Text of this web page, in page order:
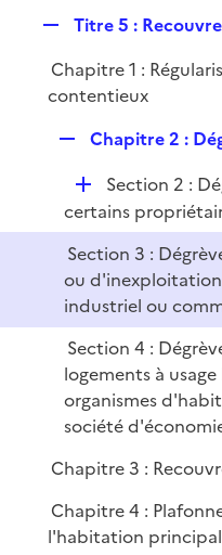
p
l
Titre 5 :
Chapitre 1 :
contentieux
p
l
e
r
Chapitre 2 :
D
é
p
l
i
e
r
Section 2 :
certains
Section 3 :
ou
industriel ou
Section 4 :
logements à
organismes
société
Chapitre 3 :
Chapitre 4 :
l'habitation